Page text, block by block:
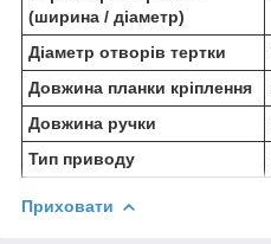
(ширина / діаметр)
Діаметр отворів тертки
Довжина планки кріплення
Довжина ручки
Тип приводу
Приховати